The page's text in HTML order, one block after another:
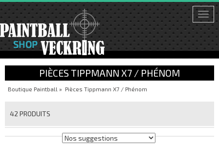
PIÈCES TIPPMANN X7 / PHÉNOM
Boutique Paintball » Pièces Tippmann X7 / Phénom
42 PRODUITS